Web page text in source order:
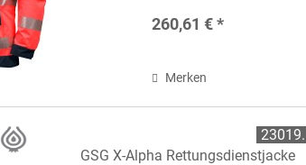
260,61 € *
Merken
GSG X-Alpha Rettungsdienstjacke
23019.